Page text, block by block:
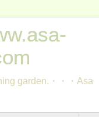
・・・Asa